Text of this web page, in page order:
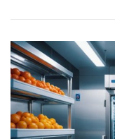
СТАТЬИ